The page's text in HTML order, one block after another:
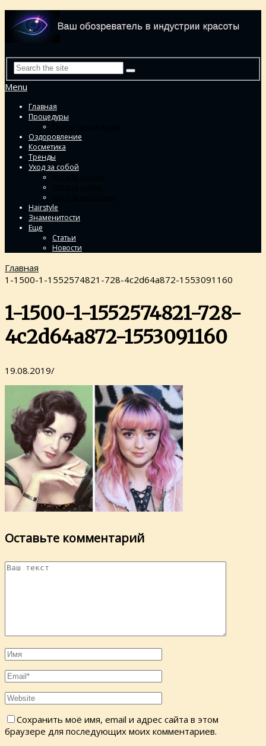
Menu
Главная
Процедуры
Оздоровление
Косметика
Тренды
Уход за собой
Hairstyle
Знаменитости
Еще
Статьи
Новости
Главная
1-1500-1-1552574821-728-4c2d64a872-1553091160
1-1500-1-1552574821-728-
4c2d64a872-1553091160
19.08.2019/
Оставьте комментарий
Сохранить моё имя, email и адрес сайта в этом
браузере для последующих моих комментариев.